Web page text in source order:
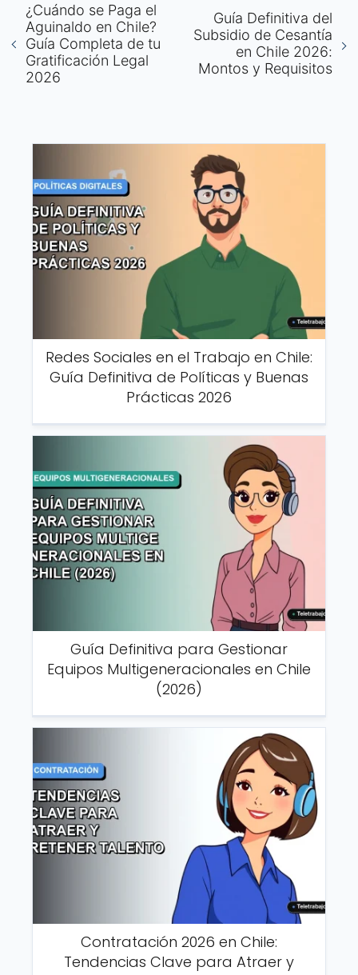
¿Cuándo se Paga el
Aguinaldo en Chile?
Guía Completa de tu
Gratificación Legal
2026
Guía Definitiva del
Subsidio de Cesantía
en Chile 2026:
Montos y Requisitos
Redes Sociales en el Trabajo en Chile:
Guía Definitiva de Políticas y Buenas
Prácticas 2026
Guía Definitiva para Gestionar
Equipos Multigeneracionales en Chile
(2026)
Contratación 2026 en Chile:
Tendencias Clave para Atraer y